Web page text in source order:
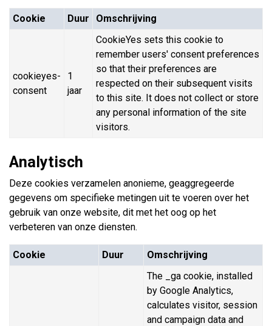
Cookie Duur Omschrijving
cookieyes-
consent
1
jaar
CookieYes sets this cookie to
remember users' consent preferences
so that their preferences are
respected on their subsequent visits
to this site. It does not collect or store
any personal information of the site
visitors.
Analytisch
Deze cookies verzamelen anonieme, geaggregeerde
gegevens om specifieke metingen uit te voeren over het
gebruik van onze website, dit met het oog op het
verbeteren van onze diensten.
Cookie Duur
Omschrijving
The _ga cookie, installed
by Google Analytics,
calculates visitor, session
and campaign data and